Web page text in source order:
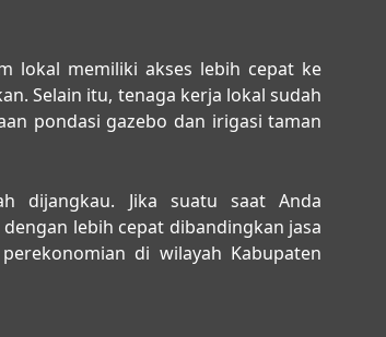
lokal memiliki akses lebih cepat ke
Selain itu, tenaga kerja lokal sudah
pondasi gazebo dan irigasi taman
dijangkau. Jika suatu saat Anda
lebih cepat dibandingkan jasa
di wilayah Kabupaten